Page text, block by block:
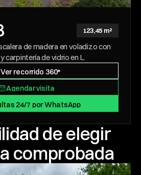
123,45 m²
de madera en voladizo con
carpintería de vidrio en L.
Ver recorrido 360°
Ver recorrido 360°
Agendar visita
Agendar visita
24/7 por WhatsApp
24/7 por WhatsApp
de elegir
comprobada